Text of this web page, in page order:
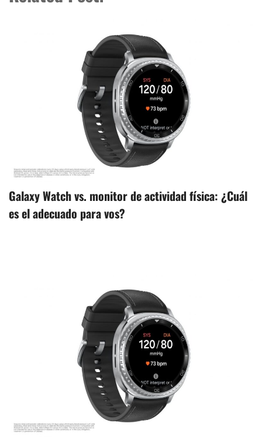
Galaxy Watch vs. monitor de actividad física: ¿Cuál
es el adecuado para vos?